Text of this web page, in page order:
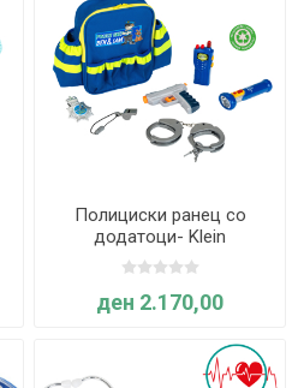
Полициски ранец со
додатоци- Klein
ден 2.170,00